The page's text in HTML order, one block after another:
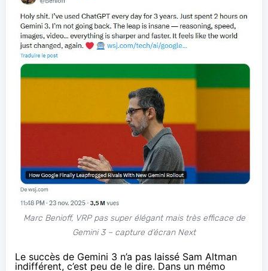
Marc Benioff, VRP pas super élégant mais très efficace de
Gemini 3 – capture d’écran Next
Le succès de Gemini 3 n’a pas laissé Sam Altman
indifférent, c’est peu de le dire. Dans un mémo